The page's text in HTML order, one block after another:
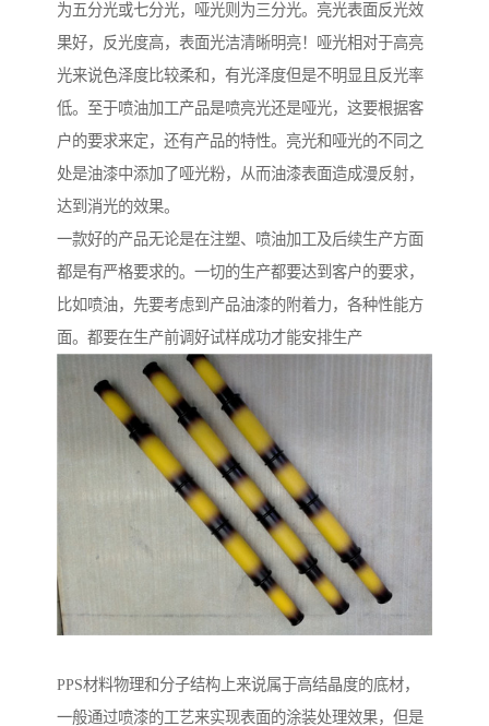
为五分光或七分光，哑光则为三分光。亮光表面反光效
果好，反光度高，表面光洁清晰明亮！哑光相对于高亮
光来说色泽度比较柔和，有光泽度但是不明显且反光率
低。至于喷油加工产品是喷亮光还是哑光，这要根据客
户的要求来定，还有产品的特性。亮光和哑光的不同之
处是油漆中添加了哑光粉，从而油漆表面造成漫反射，
达到消光的效果。
一款好的产品无论是在注塑、喷油加工及后续生产方面
都是有严格要求的。一切的生产都要达到客户的要求，
比如喷油，先要考虑到产品油漆的附着力，各种性能方
面。都要在生产前调好试样成功才能安排生产
PPS材料物理和分子结构上来说属于高结晶度的底材，
一般通过喷漆的工艺来实现表面的涂装处理效果，但是